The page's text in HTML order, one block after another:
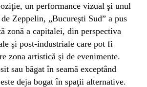
un performance vizual şi unul
Zeppelin, „Bucureşti Sud” a pus
zonă a capitalei, din perspectiva
şi post-industriale care pot fi
zona artistică şi de evenimente.
sau băgat în seamă exceptând
deja bogat în spaţii alternative.